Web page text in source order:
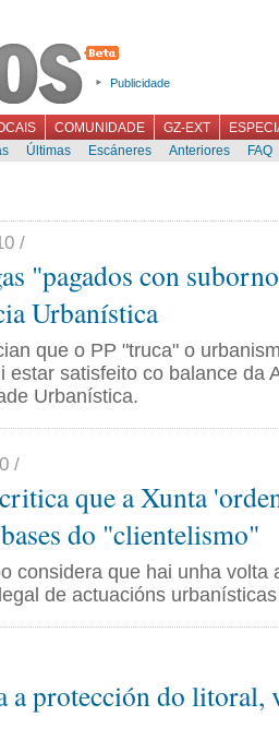
Publicidade
COMUNIDADE GZ-EXT
Últimas Escáneres Anteriores FAQ
/
"pagados con
Urbanística
que o PP "truca" o
estar satisfeito co balance da
Urbanística.
/
que a Xunta
do "clientelismo"
considera que hai unha volta
de actuacións
a protección do litoral,